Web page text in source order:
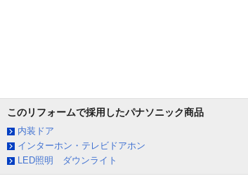
このリフォームで採用したパナソニック商品
内装ドア
インターホン・テレビドアホン
LED照明 ダウンライト